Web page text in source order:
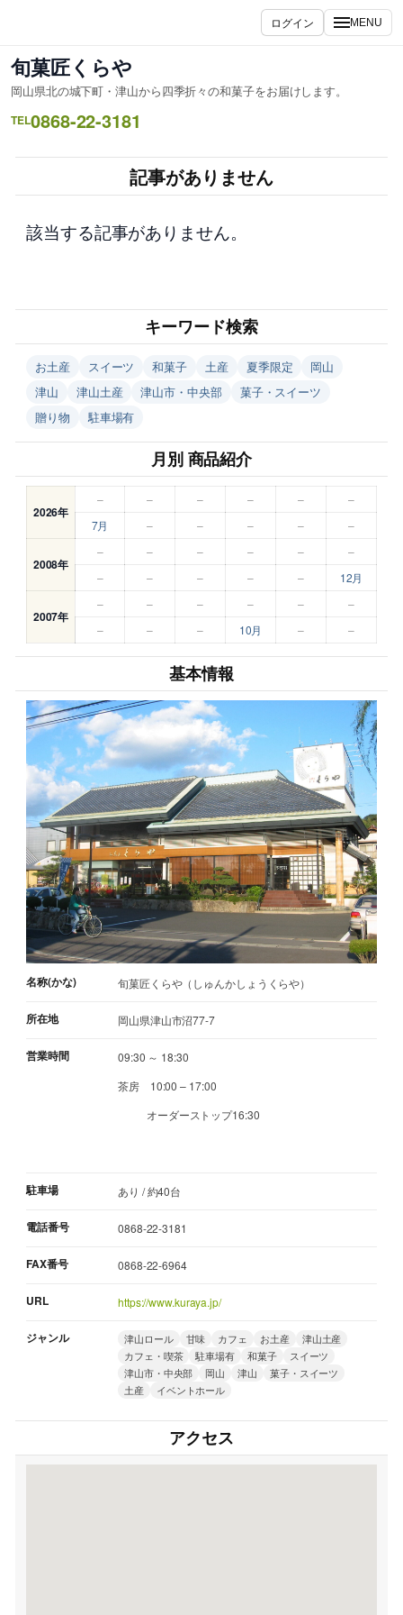
を
ス
キ
ッ
ログイン MENU
旬菓匠くらや
岡山県北の城下町・津山から四季折々の和菓子をお届けします。
TEL0868-22-3181
記事がありません
該当する記事がありません。
キーワード検索
お土産 スイーツ 和菓子 土産 夏季限定
岡山
津山
津山土産 津山市・中央部
菓子・スイーツ
贈り物
駐車場有
月別 商品紹介
2026年
– – – – –
–
7月
– – – – –
2008年
– – – – –
–
–
– – – – 12月
2007年
– – – – –
–
–
– – 10月 – –
基本情報
名称(かな) 旬菓匠くらや（しゅんかしょうくらや）
所在地 岡山県津山市沼77-7
営業時間
09:30 ～ 18:30
茶房 10:00 – 17:00
オーダーストップ16:30
駐車場 あり / 約40台
電話番号 0868-22-3181
FAX番号 0868-22-6964
URL https://www.kuraya.jp/
ジャンル 津山ロール 甘味 カフェ お土産
津山土産
カフェ・喫茶
駐車場有 和菓子
スイーツ
津山市・中央部
岡山 津山
菓子・スイーツ
土産
イベントホール
アクセス